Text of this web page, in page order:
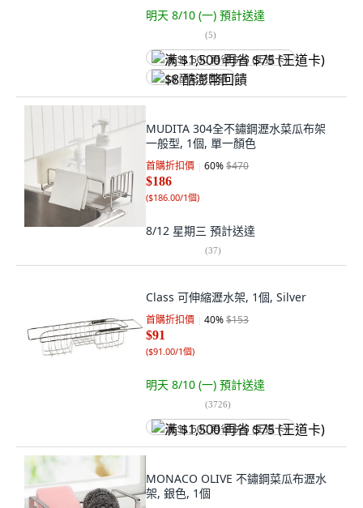
明天 8/10 (一) 預計送達
(5)
满 $1,500 再省 $75 (王道卡)
$8 酷澎幣回饋
MUDITA 304全不鏽鋼瀝水菜瓜布架
一般型, 1個, 單一顏色
首購折扣價 60%$470
$186
($186.00/1個)
8/12 星期三 預計送達
(37)
Class 可伸縮瀝水架, 1個, Silver
首購折扣價 40%$153
$91
($91.00/1個)
明天 8/10 (一) 預計送達
(3726)
满 $1,500 再省 $75 (王道卡)
MONACO OLIVE 不鏽鋼菜瓜布瀝水
架, 銀色, 1個